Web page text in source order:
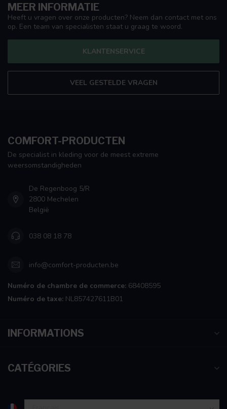
MEER INFORMATIE
Heeft u vragen over onze producten? Neem dan contact met ons
op. Een team van specialisten staat u graag te woord.
KLANTENSERVICE
VEEL GESTELDE VRAGEN
COMFORT-PRODUCTEN
De specialist in kleding voor de meest extreme
weersomstandigheden
De Regenboog 5/R
2800 Mechelen
België
038 08 18 78
info@comfort-producten.be
Numéro de chambre de commerce: 68408595
Numéro de taxe: NL857427611B01
INFORMATIONS
CATÉGORIES